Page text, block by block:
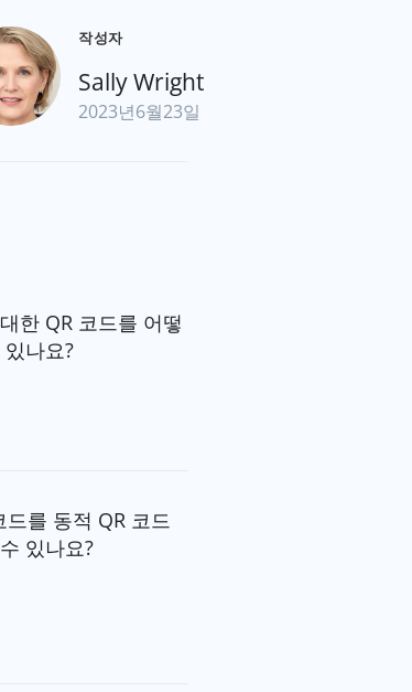
작성자
Sally Wright
2023년6월23일
한 QR 코드를 어떻
나요?
드를 동적 QR 코드
있나요?